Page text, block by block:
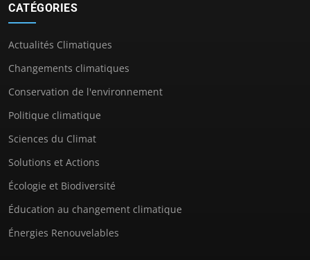
CATÉGORIES
Actualités Climatiques
Changements climatiques
Conservation de l'environnement
Politique climatique
Sciences du Climat
Solutions et Actions
Écologie et Biodiversité
Éducation au changement climatique
Énergies Renouvelables